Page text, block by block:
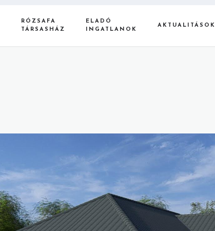
RÓZSAFA
TÁRSASHÁZ
ELADÓ
INGATLANOK
AKTUALITÁSOK